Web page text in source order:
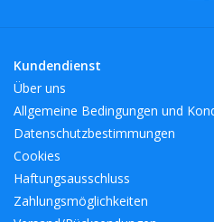
Kundendienst
Über uns
Allgemeine Bedingungen und
Datenschutzbestimmungen
Cookies
Haftungsausschluss
Zahlungsmöglichkeiten